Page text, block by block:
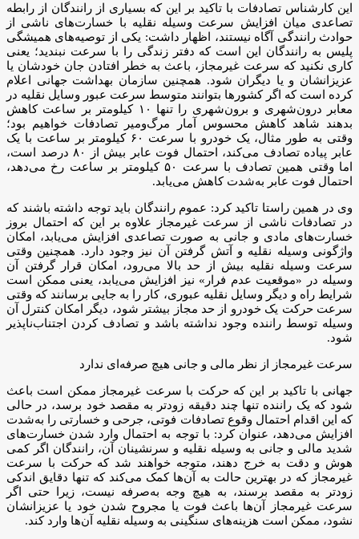
این کارشناس تصادفات با تاکید بر این که بسیاری از رانندگان از رابطه
تصاعدی میان افزایش سرعت وسیله نقلیه با خسارت‌های ناشی از
حوادث رانندگی آگاه نیستند، اظهار داشت: یکی از توصیه‌های همیشگی
پلیس به رانندگان این است که دفتر زندگی را با سرعت نبندید؛ یعنی
کاری نکنید که سرعت غیرمجاز، باعث به خطر افتادن جان خودشان یا
عزیزانشان و یا دیگران شود. همچنین سازمان بهداشت جهانی اعلام
کرده است که اگر کشورها بتوانند متوسط سرعت عبور وسایل نقلیه در
معابر درون‌شهری و برون‌شهری را تنها ۱۰ کیلومتر بر ساعت کاهش
بدهند شاهد کاهش محسوس آمار مرگ‌ومیر تصادفات خواهیم بود؛
وقتی به طور مثال، یک خودرو با سرعت ۶۰ کیلومتر بر ساعت با یک
عابر پیاده تصادف می‌کند، احتمال فوت عابر بیش از ۸۰ درصد است،
اما وقتی همین تصادف با سرعت ۵۰ کیلومتر بر ساعت رخ می‌دهد،
احتمال فوت عابر به‌شدت کاهش می‌یابد.
وی در همین راستا تاکید کرد: عموم رانندگان باید توجه داشته باشند که
در تصادفات ناشی از سرعت غیرمجاز علاوه بر این که احتمال بروز
خسارت‌های مادی و جانی به صورت تصاعدی افزایش می‌یابد، امکان
واژگونی وسیله نقلیه و آتش گرفتن آن نیز وجود دارد. همچنین وقتی
سرعت وسیله نقلیه بیش از حد بالا می‌رود، امکان قرار گرفتن آن
وسیله در «موقعیت عدم فرار» نیز افزایش می‌یابد، یعنی ممکن است
شرایط راه و دیگر وسایل نقلیه عبوری، کار را به جایی برسانند که وقتی
سرعت حرکت یک خودرو از حد مجاز بیشتر شود، دیگر امکان کنترل آن
وسیله توسط راننده وجود نداشته باشد و تصادف کردن اجتناب‌ناپذیر
شود.
سرعت غیرمجاز از نظر مالی و جانی هیچ صرفه‌ای ندارد
جهانی با تاکید بر این که حرکت با سرعت غیرمجاز ممکن است باعث
شود که یک راننده تنها چند دقیقه زودتر به مقصد خود برسد، در حالی
که این اقدام احتمال وقوع تصادفات فوتی، جرحی و خسارتی را به‌شدت
افزایش می‌دهد، عنوان کرد: با توجه به احتمال وارد شدن خسارت‌های
شدید مالی و جانی به وسیله نقلیه و سرنشینان آن، رانندگان اگر کمی
هوش و دقت به خرج دهند، متوجه خواهند شد که حرکت با سرعت
غیرمجاز که در بهترین حالت به آن‌ها کمک می‌کند که تنها دقایق اندکی
زودتر به مقصد برسند، به هیچ وجه به‌صرفه نیست، زیرا حتی اگر
سرعت غیرمجاز آن‌ها باعث فوت یا مجروح شدن خود یا عزیزانشان
نشود، ممکن است هزینه‌های سنگینی به وسیله نقلیه آن‌ها وارد کند.